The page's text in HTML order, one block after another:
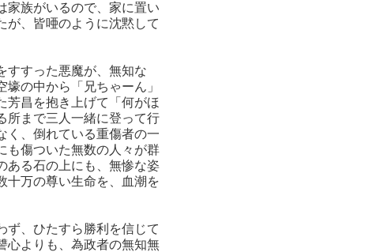
家族がいるので、家に置い
が、皆唖のように沈黙して
すすった悪魔が、無知な
の中から「兄ちゃーん」
芳昌を抱き上げて「何がほ
所まで三人一緒に登って行
く、倒れている重傷者の一
も傷ついた無数の人々が群
ある石の上にも、無惨な姿
十万の尊い生命を、血潮を
ず、ひたすら勝利を信じて
心よりも、為政者の無知無